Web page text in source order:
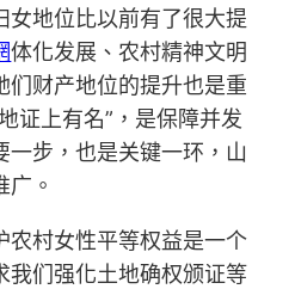
女地位比以前有了很大提
体化发展、农村精神文明
们财产地位的提升也是重
证上有名”，是保障并发
一步，也是关键一环，山
广。
农村女性平等权益是一个
我们强化土地确权颁证等